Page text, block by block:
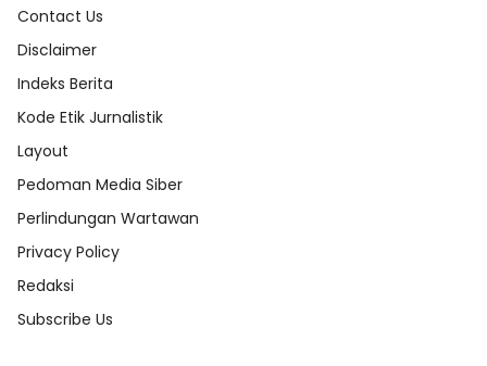
Contact Us
Disclaimer
Indeks Berita
Kode Etik Jurnalistik
Layout
Pedoman Media Siber
Perlindungan Wartawan
Privacy Policy
Redaksi
Subscribe Us